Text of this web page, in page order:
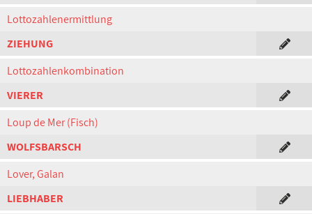
Lottozahlenermittlung
ZIEHUNG
Lottozahlenkombination
VIERER
Loup de Mer (Fisch)
WOLFSBARSCH
Lover, Galan
LIEBHABER